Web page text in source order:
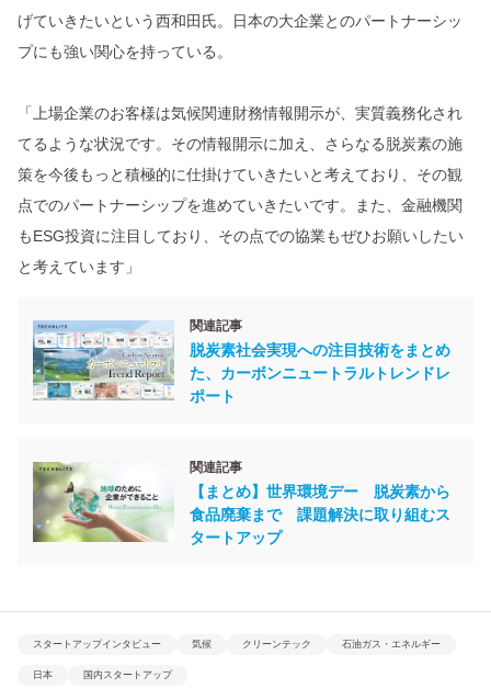
げていきたいという西和田氏。日本の大企業とのパートナーシッ
プにも強い関心を持っている。
「上場企業のお客様は気候関連財務情報開示が、実質義務化され
てるような状況です。その情報開示に加え、さらなる脱炭素の施
策を今後もっと積極的に仕掛けていきたいと考えており、その観
点でのパートナーシップを進めていきたいです。また、金融機関
もESG投資に注目しており、その点での協業もぜひお願いしたい
と考えています」
関連記事
脱炭素社会実現への注目技術をまとめ
た、カーボンニュートラルトレンドレ
ポート
関連記事
【まとめ】世界環境デー 脱炭素から
食品廃棄まで 課題解決に取り組むス
タートアップ
スタートアップインタビュー 気候 クリーンテック 石油ガス・エネルギー
日本 国内スタートアップ